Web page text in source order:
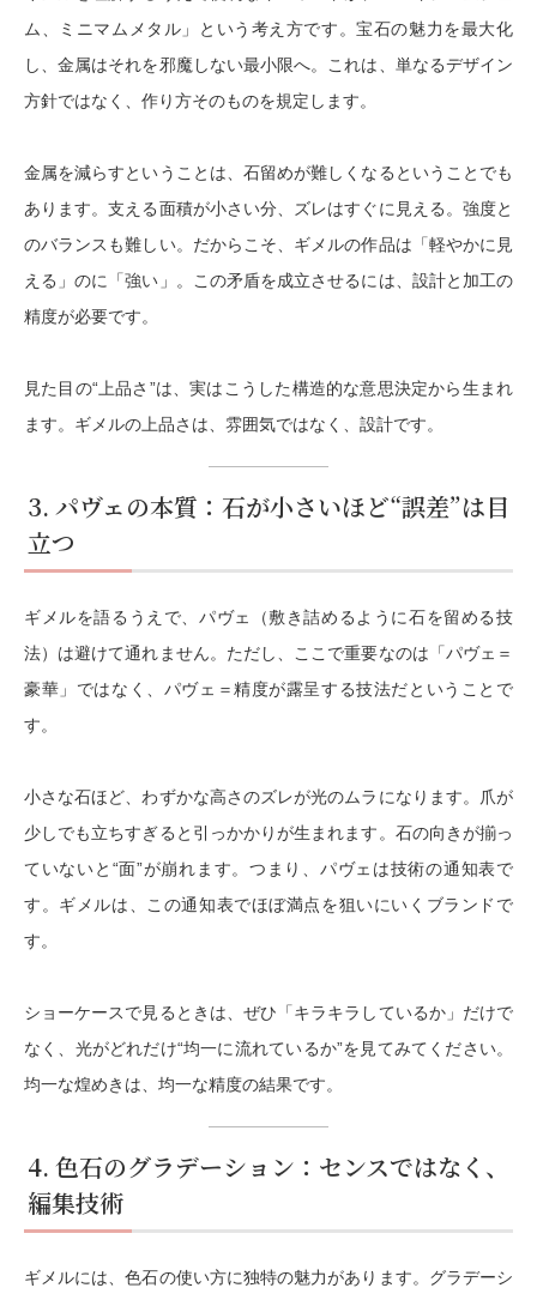
ム、ミニマムメタル」
という考え方です。宝石の魅力を最大化
し、金属はそれを邪魔しない最小限へ。これは、単なるデザイン
方針ではなく、作り方そのものを規定します。
金属を減らすということは、石留めが難しくなるということでも
あります。支える面積が小さい分、ズレはすぐに見える。強度と
のバランスも難しい。だからこそ、ギメルの作品は「軽やかに見
える」のに「強い」。この矛盾を成立させるには、設計と加工の
精度が必要です。
見た目の“上品さ”は、実はこうした構造的な意思決定から生まれ
ます。ギメルの上品さは、雰囲気ではなく、設計です。
3. パヴェの本質：石が小さいほど“誤差”は目
立つ
ギメルを語るうえで、パヴェ（敷き詰めるように石を留める技
法）は避けて通れません。ただし、ここで重要なのは「パヴェ＝
豪華」ではなく、 パヴェ＝精度が露呈する技法だということで
す。
小さな石ほど、わずかな高さのズレが光のムラになります。爪が
少しでも立ちすぎると引っかかりが生まれます。石の向きが揃っ
ていないと“面”が崩れます。つまり、パヴェは技術の通知表で
す。ギメルは、この通知表でほぼ満点を狙いにいくブランドで
す。
ショーケースで見るときは、ぜひ「キラキラしているか」だけで
なく、 光がどれだけ“均一に流れているか”を見てみてください。
均一な煌めきは、均一な精度の結果です。
4. 色石のグラデーション：センスではなく、
編集技術
ギメルには、色石の使い方に独特の魅力があります。グラデーシ